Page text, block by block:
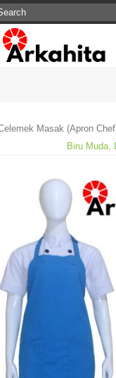
Masak (Apron
Biru Muda,